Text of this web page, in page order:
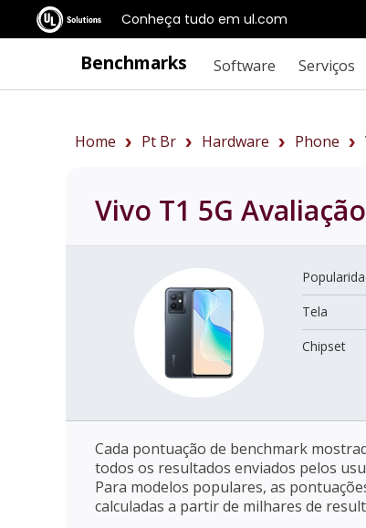
Conheça tudo em ul.com
Benchmarks Software Serviços
Home Pt Br Hardware Phone
Vivo T1 5G Avaliação
Tela
Chipset
Cada pontuação de benchmark
todos os resultados enviados pelos
Para modelos populares, as
calculadas a partir de milhares de